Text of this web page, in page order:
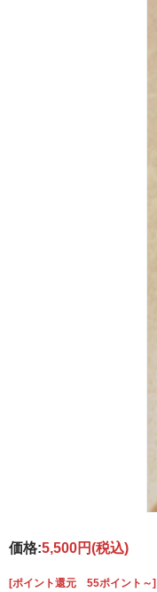
価格:5,500円(税込)
[ポイント還元 55ポイント～]